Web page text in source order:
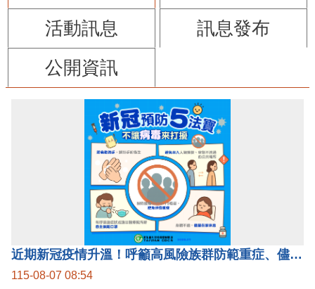
活動訊息
訊息發布
公開資訊
近期新冠疫情升溫！呼籲高風險族群防範重症、儘速接種疫苗及早就醫
115-08-07 08:54